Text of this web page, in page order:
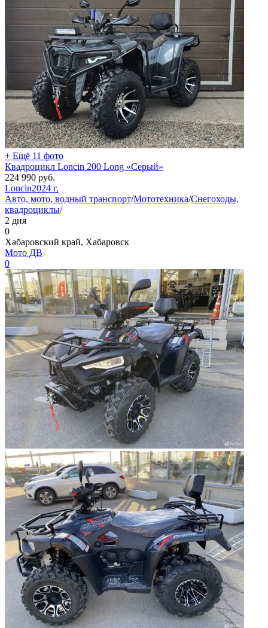
+ Ещё 11 фото
Квадроцикл Loncin 200 Long «Серый»
224 990 руб.
Loncin2024 г.
Авто, мото, водный транспорт/Мототехника/Снегоходы,
квадроциклы/
2 дня
0
Хабаровский край, Хабаровск
Мото ДВ
0